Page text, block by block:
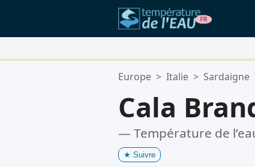
Vos Lieux Favoris:
Europe > Italie > Sardaigne
Cala
— Température de
★ Suivre